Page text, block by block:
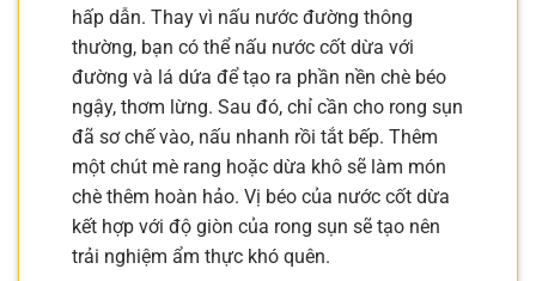
hấp dẫn. Thay vì nấu nước đường thông
thường, bạn có thể nấu nước cốt dừa với
đường và lá dứa để tạo ra phần nền chè béo
ngậy, thơm lừng. Sau đó, chỉ cần cho rong sụn
đã sơ chế vào, nấu nhanh rồi tắt bếp. Thêm
một chút mè rang hoặc dừa khô sẽ làm món
chè thêm hoàn hảo. Vị béo của nước cốt dừa
kết hợp với độ giòn của rong sụn sẽ tạo nên
trải nghiệm ẩm thực khó quên.